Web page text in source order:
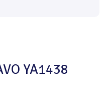
YA1438